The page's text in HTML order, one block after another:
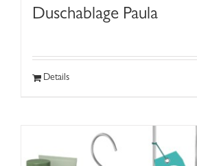
Duschablage Paula
Details